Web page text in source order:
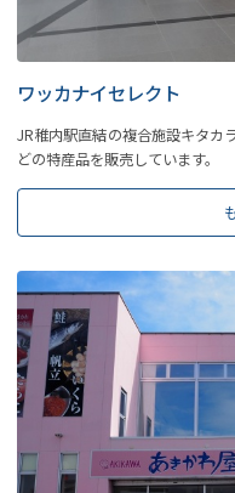
ワッカナイセレクト
JR稚内駅直結の複合施設キタカ
どの特産品を販売しています。